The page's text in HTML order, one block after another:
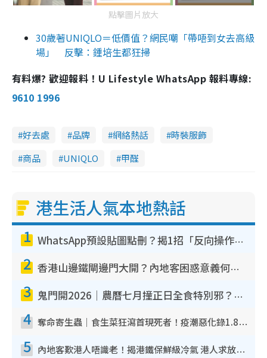
點擊圖片放大
30歲著UNIQLO＝低價值？網民嘲「帶唔到女去高級
場」 反擊：鍾培生都狂掃
有料爆? 歡迎報料！U Lifestyle WhatsApp 報料專線:
9610 1996
好去處 品牌 網絡熱話
時裝服飾
商品
UNIQLO 甲醛
港生活人氣本地熱話
1 WhatsApp預設貼圖點刪？揭1招「反向操作」還原簡潔介面 附3步實測教學
2 香港山邊鐵閘邊門大開？內地客困惑意義何在！網民神回覆：呢種叫法理性防禦
3 鬼門開2026｜農曆七月撞正日全食特別邪？專家警告切忌做一事！揭4大禁忌+2招保平安
4 奪命寄生蟲｜食生菜狂瀉首現死者！疫潮惡化錄1.8萬宗病例 揭洗菜3大謬誤
5 內地客歎港人唔識老！揭港鐵保鮮級冷氣 港人求放過：咪投訴